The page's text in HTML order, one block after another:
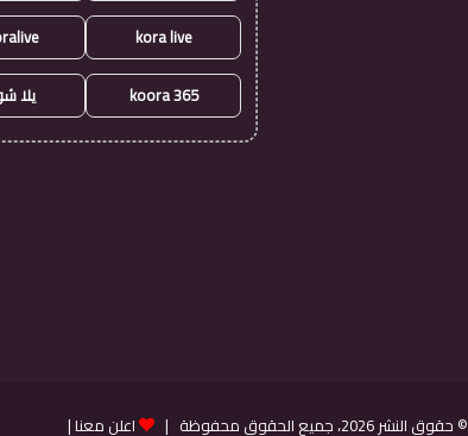
kora live
koora 365 يلا
© حقوق النشر 2026، جميع الحقوق محفوظة | اعلن معنا |